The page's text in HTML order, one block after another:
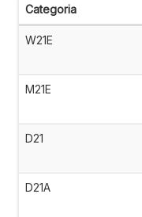
Categoria
W21E
M21E
D21
D21A